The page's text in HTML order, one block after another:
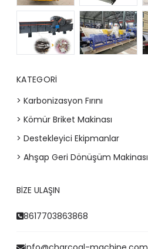
KATEGORI
> Karbonizasyon Fırını
> Kömür Briket Makinası
> Destekleyici Ekipmanlar
> Ahşap Geri Dönüşüm Makinası
BIZE ULAŞIN
8617703863868